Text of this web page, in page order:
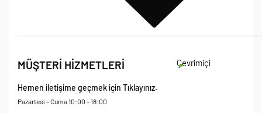
MÜŞTERİ HİZMETLERİ Çevrimiçi
Hemen iletişime geçmek için Tıklayınız.
Pazartesi – Cuma 10:00 – 18:00